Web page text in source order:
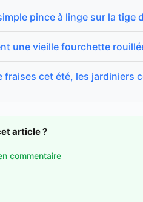
pince à linge sur la
une vieille fourchette
fraises cet été, les jardiniers
article ?
commentaire